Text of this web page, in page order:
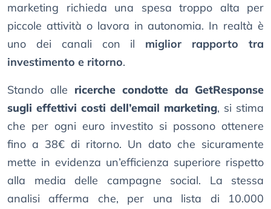
marketing richieda una spesa troppo alta per
piccole attività o lavora in autonomia. In realtà è
uno dei canali con il miglior rapporto tra
investimento e ritorno.
Stando alle ricerche condotte da GetResponse
sugli effettivi costi dell’email marketing, si stima
che per ogni euro investito si possono ottenere
fino a 38€ di ritorno. Un dato che sicuramente
mette in evidenza un’efficienza superiore rispetto
alla media delle campagne social. La stessa
analisi afferma che, per una lista di 10.000